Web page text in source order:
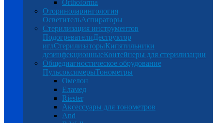
Orthoforma
Оториноларингология
ОсветительАспираторы
Стерилизация инструментов
ПодогревателиДеструктор
иглСтерилизаторыКипятильники
дезинфекционныеКонтейнеры для стерилизации
Общедиагностическое обрудование
ПульсоксимерыТонометры
Омелон
Еламед
Riester
Аксессуары для тонометров
And